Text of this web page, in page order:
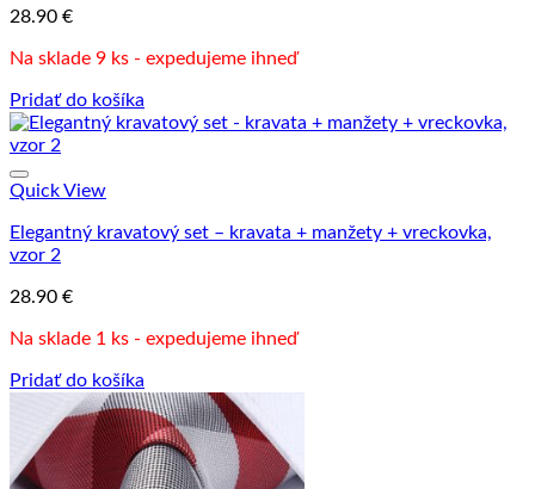
28.90 €
Na sklade 9 ks - expedujeme ihneď
Pridať do košíka
Quick View
Elegantný kravatový set – kravata + manžety + vreckovka,
vzor 2
28.90 €
Na sklade 1 ks - expedujeme ihneď
Pridať do košíka